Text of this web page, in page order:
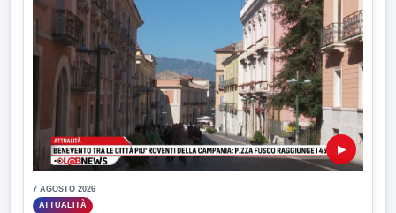
▶
7 AGOSTO 2026
ATTUALITÀ